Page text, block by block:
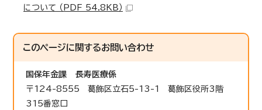
について （PDF 54.8KB）
このページに関するお問い合わせ
国保年金課
長寿医療係
〒124-8555 葛飾区立石5-13-1 葛飾区役所3階
315番窓口